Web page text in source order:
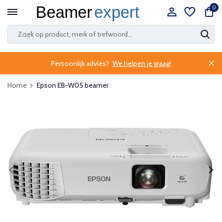
0
Persoonlijk advies? We helpen je graag!
Home Epson EB-W05 beamer